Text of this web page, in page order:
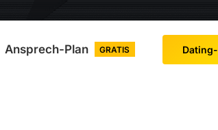
Ansprech-Plan GRATIS